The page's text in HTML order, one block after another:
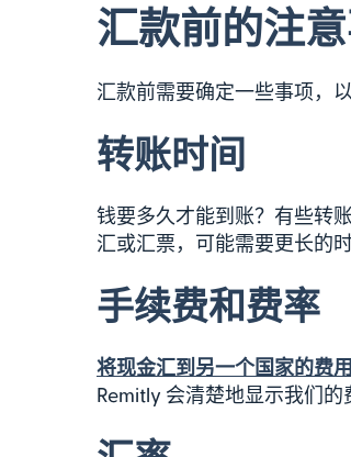
汇款前的注
汇款前需要确定一些事项，
转账时间
钱要多久才能到账？有些转
汇或汇票，可能需要更长的时
手续费和费率
将现金汇到另一个国家的费用
Remitly 会清楚地显示我们